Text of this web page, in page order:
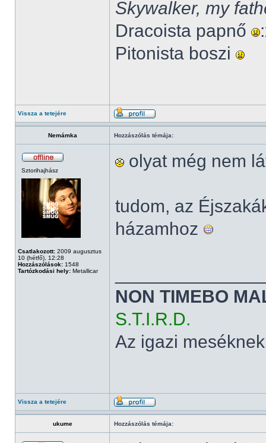
Skywalker, my
Dracoista papnő
Pitonista boszi
Vissza a tetejére
Nemámka Hozzászólás témája:
Sztorihajhász
Csatlakozott: 2009 augusztus
10 (hétfő), 12:28
Hozzászólások: 1548
Tartózkodási hely: Metallicar
olyat még nem
tudom, az
házamhoz
NON TIMEBO
S.T.I.R.D.
Az igazi
Vissza a tetejére
ukume Hozzászólás témája: